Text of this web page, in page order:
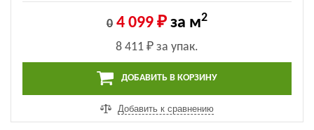
0 4 099 ₽ за м2
8 411 ₽ за упак.
ДОБАВИТЬ В КОРЗИНУ
Добавить к сравнению